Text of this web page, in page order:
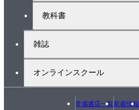
教科書
雑誌
オンラインスクール
常備書店一覧新着情報